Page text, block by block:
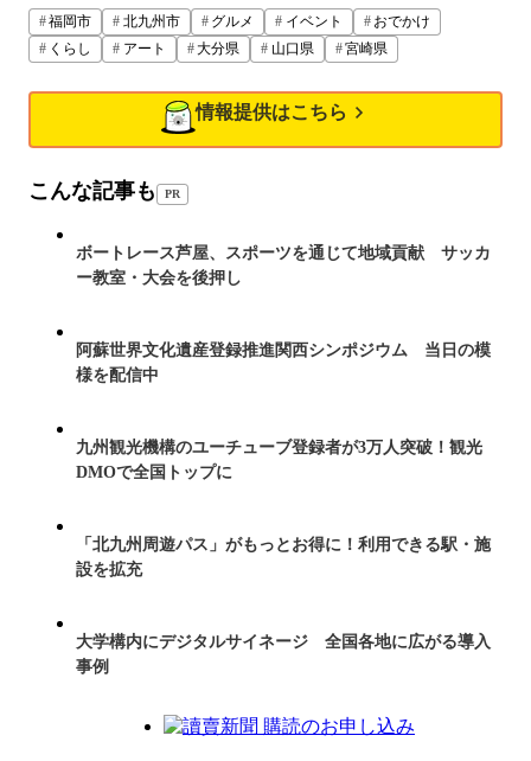
福岡市 北九州市 グルメ イベント
おでかけ
くらし
アート 大分県 山口県 宮崎県
情報提供はこちら
こんな記事も PR
ボートレース芦屋、スポーツを通じて地域貢献 サッカ
ー教室・大会を後押し
阿蘇世界文化遺産登録推進関西シンポジウム 当日の模
様を配信中
九州観光機構のユーチューブ登録者が3万人突破！観光
DMOで全国トップに
「北九州周遊パス」がもっとお得に！利用できる駅・施
設を拡充
大学構内にデジタルサイネージ 全国各地に広がる導入
事例